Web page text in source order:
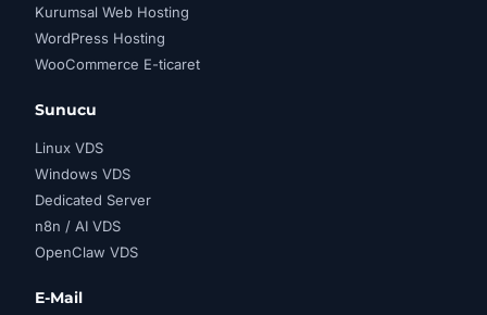
Kurumsal Web Hosting
WordPress Hosting
WooCommerce E-ticaret
Sunucu
Linux VDS
Windows VDS
Dedicated Server
n8n / AI VDS
OpenClaw VDS
E-Mail